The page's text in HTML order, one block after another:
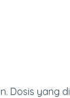
. Dosis yang